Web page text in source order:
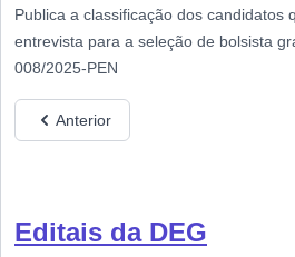
Publica a classificação dos candidatos
entrevista para a seleção de bolsista
008/2025-PEN
Anterior
Editais da DEG